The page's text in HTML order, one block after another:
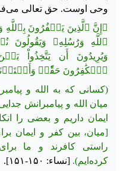
وحی اوست. حق تعالی
﴿إِنَّ ٱلَّذِينَ يَكۡفُرُونَ بِٱللَّهِ
ٱللَّهِ وَرُسُلِهِۦ
ٱلۡكَٰفِرُونَ حَقّٗاۚ وَأَعۡتَدۡنَا
(كسانى كه به الله و
میان الله و پیامبرانش
ایمان داریم و بعضى را
[میان، بین کفر و ایمان
راستی كافرند و ما
كرده‌ایم). [نساء: ۱۵۰-۱۵۱].